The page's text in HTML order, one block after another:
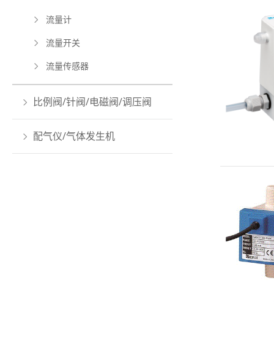
流量计
流量开关
流量传感器
比例阀/针阀/电磁阀/调压阀
配气仪/气体发生机